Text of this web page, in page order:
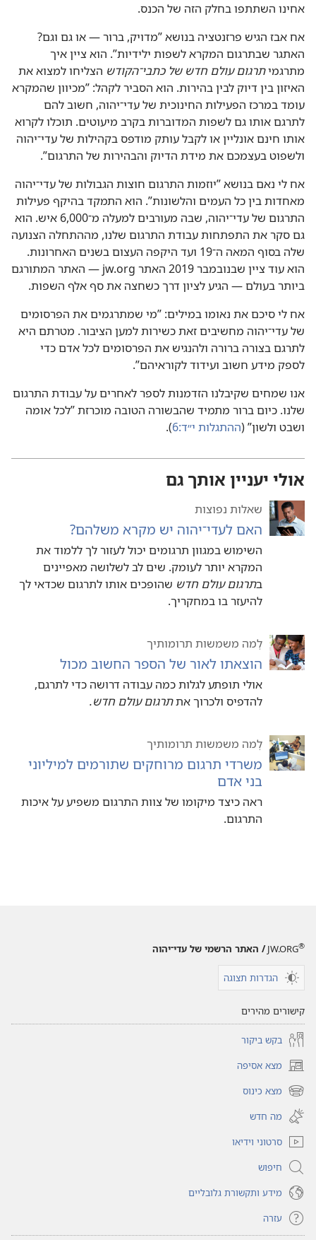
אחינו השתתפו בחלק הזה של הכנס.‏
אח אבז הגיש פרזנטציה בנושא ”‏מדויק,‏ ברור — או גם וגם?‏
האתגר שבתרגום המקרא לשפות ילידיות”‏.‏ הוא ציין איך
מתרגמיתרגום עולם חדש של כתבי־הקודש הצליחו למצוא את
האיזון בין דיוק לבין בהירות.‏ הוא הסביר לקהל:‏ ”‏מכיוון שהמקרא
עומד במרכז הפעילות החינוכית של עדי־יהוה,‏ חשוב להם
לתרגם אותו גם לשפות המדוברות בקרב מיעוטים.‏ תוכלו לקרוא
אותו חינם אונליין או לקבל עותק מודפס בקהילות של עדי־יהוה
ולשפוט בעצמכם את מידת הדיוק והבהירות של התרגום”‏.‏
אח לי נאם בנושא ”‏יוזמות התרגום חוצות הגבולות של עדי־יהוה
מאחדות בין כל העמים והלשונות”‏.‏ הוא התמקד בהיקף פעילות
התרגום של עדי־יהוה,‏ שבה מעורבים למעלה מ־000,‏6 איש.‏ הוא
גם סקר את התפתחות עבודת התרגום שלנו,‏ מההתחלה הצנועה
שלה בסוף המאה ה־19 ועד היקפה העצום בשנים האחרונות.‏
הוא עוד ציין שבנובמבר 2019 האתר jw.org — האתר המתורגם
ביותר בעולם — הגיע לציון דרך כשחצה את סף אלף השפות.‏
אח לי סיכם את נאומו במילים:‏ ”‏מי שמתרגמים את הפרסומים
של עדי־יהוה מחשיבים זאת כשירות למען הציבור.‏ מטרתם היא
לתרגם בצורה ברורה ולהנגיש את הפרסומים לכל אדם כדי
לספק מידע חשוב ועידוד לקוראיהם”‏.‏
אנו שמחים שקיבלנו הזדמנות לספר לאחרים על עבודת התרגום
שלנו.‏ כיום ברור מתמיד שהבשורה הטובה מוכרזת ”‏לכל אומה
ושבט ולשון”‏ (‏ההתגלות י״ד:‏6 ‏)‏.‏
אולי יעניין אותך גם
שאלות נפוצות
האם לעדי־יהוה יש מקרא משלהם?‏
השימוש במגוון תרגומים יכול לעזור לך ללמוד את
המקרא יותר לעומק.‏ שים לב לשלושה מאפיינים
בתרגום עולם חדש שהופכים אותו לתרגום שכדאי לך
להיעזר בו במחקריך.‏
לְמה משמשות תרומותיך
הוצאתו לאור של הספר החשוב מכול
אולי תופתע לגלות כמה עבודה דרושה כדי לתרגם,‏
להדפיס ולכרוך אתתרגום עולם חדש.‏
לְמה משמשות תרומותיך
משרדי תרגום מרוחקים שתורמים למיליוני
בני אדם
ראה כיצד מיקומו של צוות התרגום משפיע על איכות
התרגום.‏
JW.ORG® / האתר הרשמי של עדי־יהוה
הגדרות תצוגה
קישורים מהירים
בקש ביקור
מצא אסיפה(פותח
חלון
חדש)
מצא כינוס(פותח
חלון
חדש)
מה חדש
סרטוני וידיאו
חיפוש
מידע ותקשורת גלובליים
עזרה